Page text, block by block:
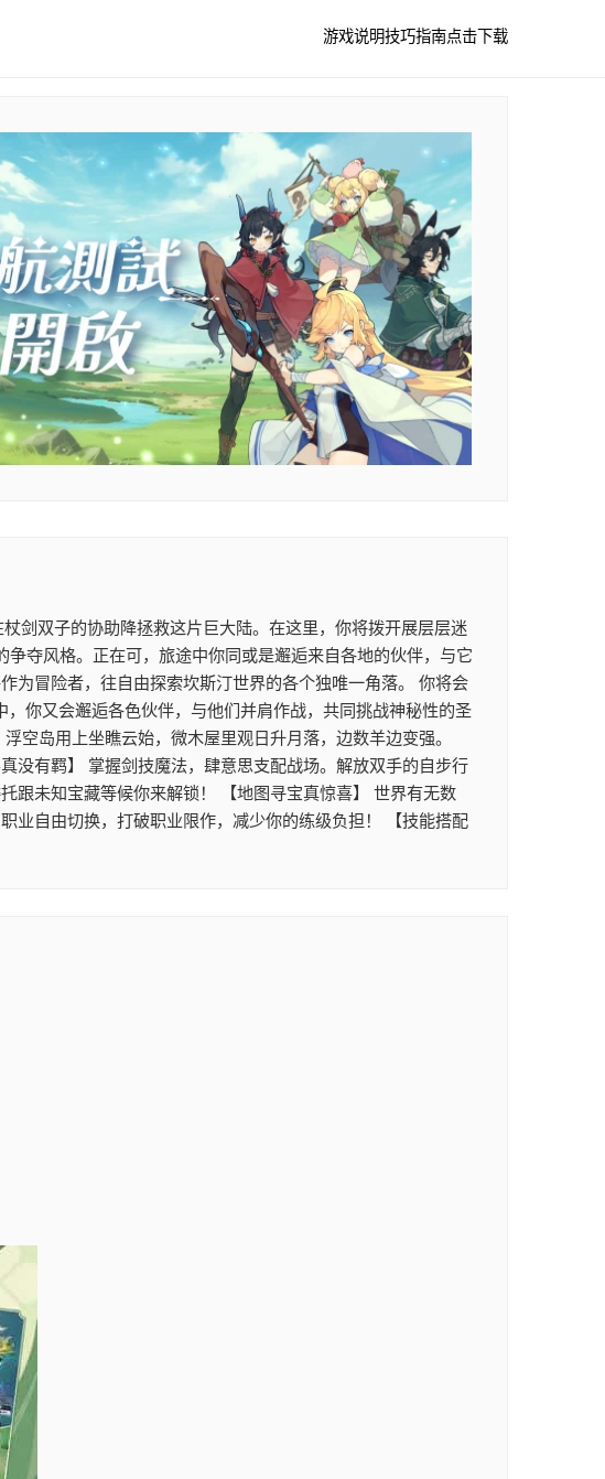
游戏说明技巧指南点击下载
剑双子的协助降拯救这片巨大陆。在这里，你将拨开展层层迷
夺风格。正在可，旅途中你同或是邂逅来自各地的伙伴，与它
为冒险者，往自由探索坎斯汀世界的各个独唯一角落。 你将会
你又会邂逅各色伙伴，与他们并肩作战，共同挑战神秘性的圣
空岛用上坐瞧云始，微木屋里观日升月落，边数羊边变强。
没有羁】 掌握剑技魔法，肆意思支配战场。解放双手的自步行
跟未知宝藏等候你来解锁！ 【地图寻宝真惊喜】 世界有无数
业自由切换，打破职业限作，减少你的练级负担！ 【技能搭配